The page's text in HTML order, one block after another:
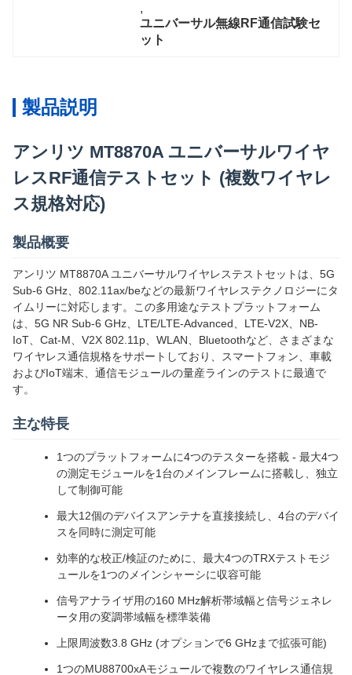
,
ユニバーサル無線RF通信試験セ
ット
製品説明
アンリツ MT8870A ユニバーサルワイヤ
レスRF通信テストセット (複数ワイヤレ
ス規格対応)
製品概要
アンリツ MT8870A ユニバーサルワイヤレステストセットは、5G
Sub-6 GHz、802.11ax/beなどの最新ワイヤレステクノロジーにタ
イムリーに対応します。この多用途なテストプラットフォーム
は、5G NR Sub-6 GHz、LTE/LTE-Advanced、LTE-V2X、NB-
IoT、Cat-M、V2X 802.11p、WLAN、Bluetoothなど、さまざまな
ワイヤレス通信規格をサポートしており、スマートフォン、車載
およびIoT端末、通信モジュールの量産ラインのテストに最適で
す。
主な特長
1つのプラットフォームに4つのテスターを搭載 - 最大4つ
の測定モジュールを1台のメインフレームに搭載し、独立
して制御可能
最大12個のデバイスアンテナを直接接続し、4台のデバイ
スを同時に測定可能
効率的な校正/検証のために、最大4つのTRXテストモジ
ュールを1つのメインシャーシに収容可能
信号アナライザ用の160 MHz解析帯域幅と信号ジェネレ
ータ用の変調帯域幅を標準装備
上限周波数3.8 GHz (オプションで6 GHzまで拡張可能)
1つのMU88700xAモジュールで複数のワイヤレス通信規